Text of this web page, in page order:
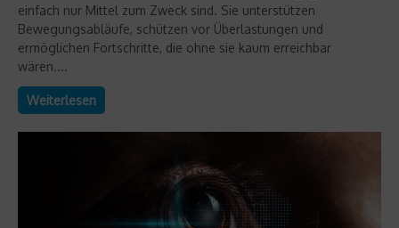
einfach nur Mittel zum Zweck sind. Sie unterstützen
Bewegungsabläufe, schützen vor Überlastungen und
ermöglichen Fortschritte, die ohne sie kaum erreichbar
wären....
Weiterlesen